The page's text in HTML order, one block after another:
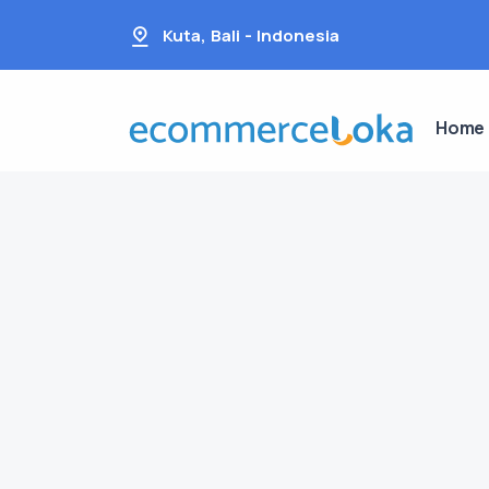
Kuta, Bali - Indonesia
Home